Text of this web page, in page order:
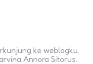
ke weblogku.
Annora Sitorus.